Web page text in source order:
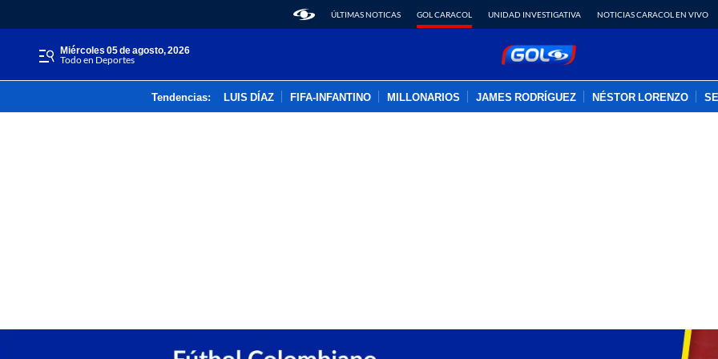
ÚLTIMAS NOTICAS GOL CARACOL UNIDAD INVESTIGATIVA NOTICIAS CARACOL EN VIVO
miércoles 05 de agosto, 2026
Todo en Deportes
Tendencias: LUIS DÍAZ FIFA-INFANTINO MILLONARIOS JAMES RODRÍGUEZ NÉSTOR LORENZO